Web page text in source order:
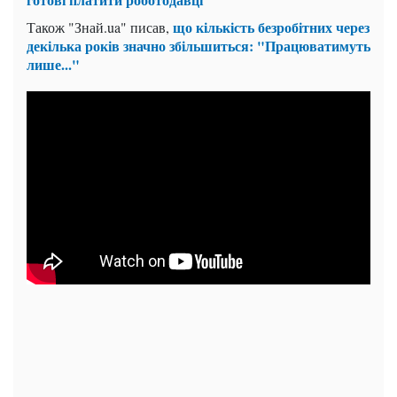
Також "Знай.ua" писав, що кількість безробітних через
декілька років значно збільшиться: "Працюватимуть
лише..."